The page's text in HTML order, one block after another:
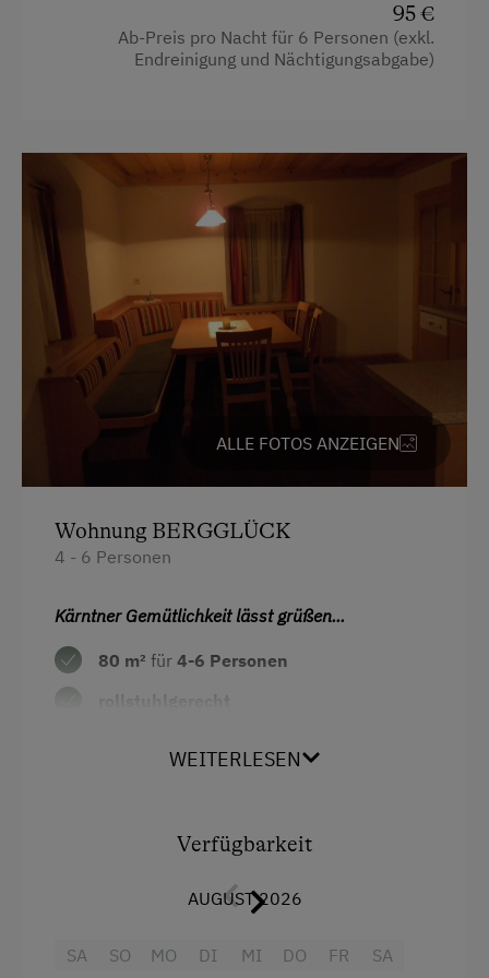
Bergtouren
Freibad
Heimatmuseum
Kegelbahn
Klettern
Leihrodeln
Reitwege
Rodelbahn in der Nähe
Skifahren
Skilift
Wandern
Zusätzliche Ausstattungsmerkmale
Aktivurlaub
Aktivurlaub Winter
Sanfter Winter
Schneeschuhwandern
95 €
Ab-Preis pro Nacht für 6 Personen (exkl.
Endreinigung und Nächtigungsabgabe)
ALLE FOTOS ANZEIGEN
Wohnung BERGGLÜCK
4 - 6 Personen
Kärntner Gemütlichkeit lässt grüßen...
80 m² für 4-6 Personen
Gitterbett (in der Hütte vorhanden)
Wohnraum
Wohnküche mit kompletter Ausstattung
(Geschirr, Kaffeemaschine,
WEITERLESEN
Verfügbarkeit
AUGUST 2026
SA
SO
MO
DI
MI
DO
FR
SA